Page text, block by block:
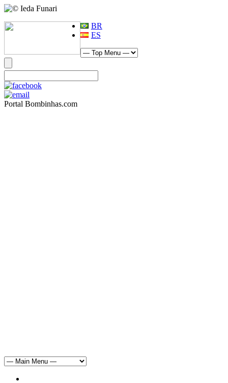
BR
ES
Portal Bombinhas.com